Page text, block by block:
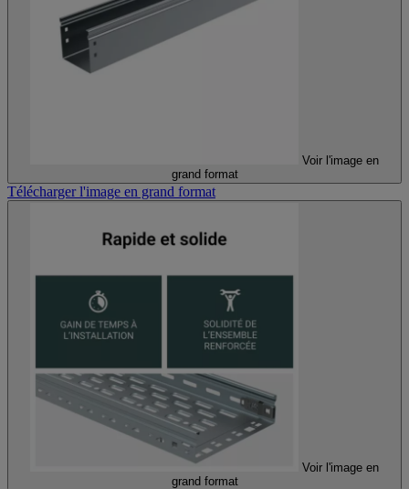
Voir l'image en
grand format
Télécharger l'image en grand format
Voir l'image en
grand format